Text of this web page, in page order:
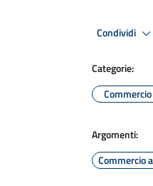
Condividi
Categorie:
Commercio
Argomenti:
Commercio